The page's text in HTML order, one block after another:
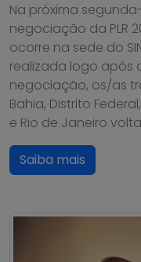
Na próxima
negociação da PLR
ocorre na sede do
realizada logo após
negociação, os/as
Bahia, Distrito
e Rio de Janeiro
Saiba mais